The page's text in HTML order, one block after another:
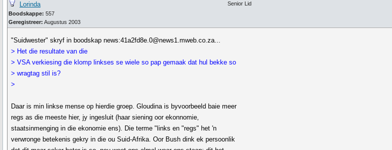
Lorinda
Boodskappe: 557
Geregistreer: Augustus 2003
Senior Lid
"Suidwester" skryf in boodskap news:41a2fd8e.0@news1.mweb.co.za...
> Het die resultate van die
> VSA verkiesing die klomp linkses se wiele so pap gemaak dat hul bekke so
> wragtag stil is?
>
Daar is min linkse mense op hierdie groep. Gloudina is byvoorbeeld baie meer
regs as die meeste hier, jy ingesluit (haar siening oor ekonnomie,
staatsinmenging in die ekonomie ens). Die terme "links en "regs" het 'n
verwronge betekenis gekry in die ou Suid-Afrika. Oor Bush dink ek persoonlik